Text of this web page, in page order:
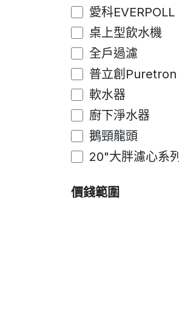
愛科EVERPOLL
桌上型飲水機
全戶過濾
普立創Puretron
軟水器
廚下淨水器
鵝頸龍頭
20"大胖濾心系列
價錢範圍